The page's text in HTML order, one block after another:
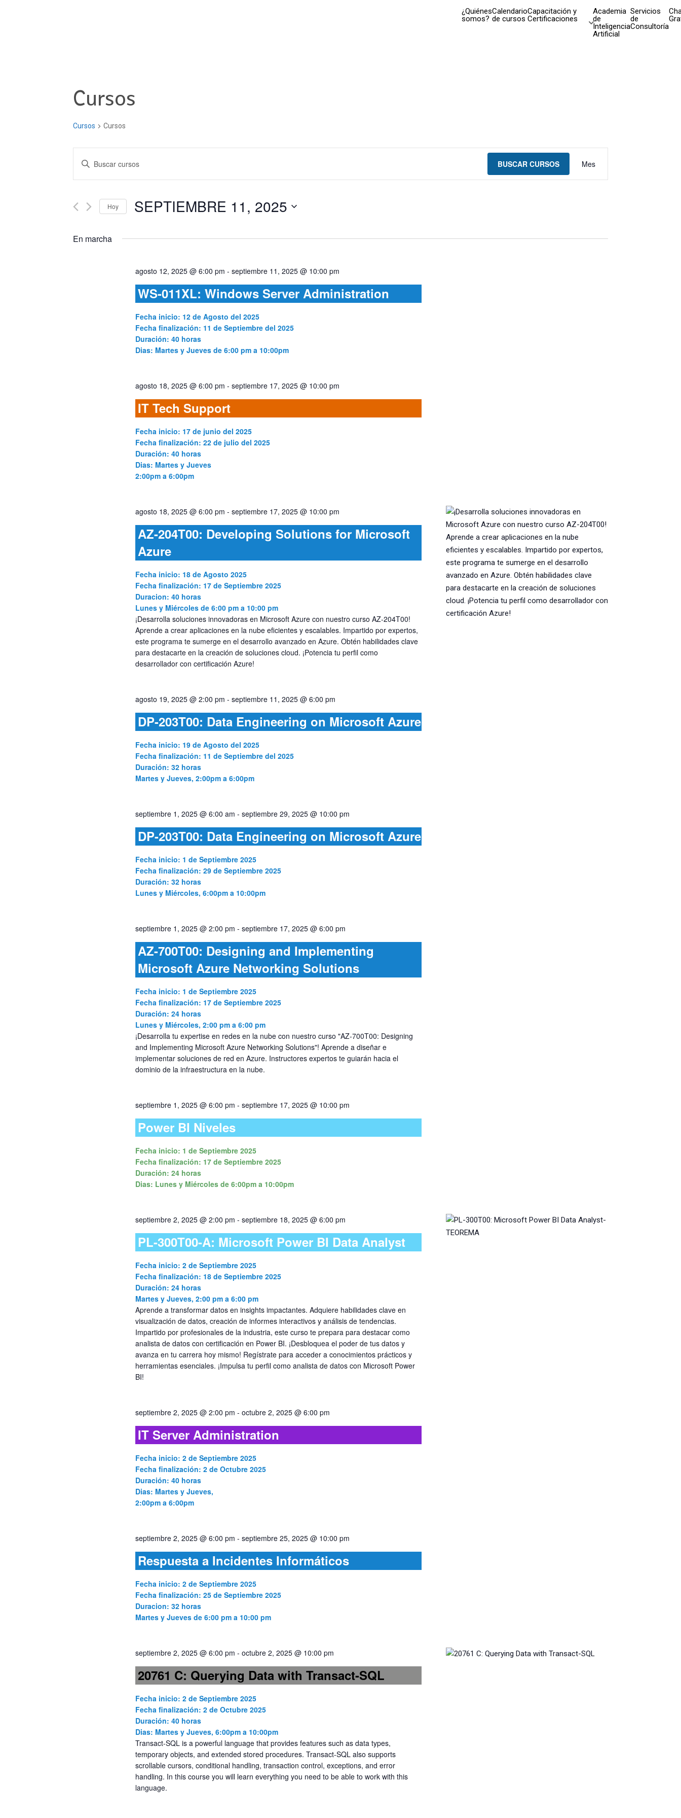
¿Quiénes
somos?
Calendario
de cursos
Capacitación y
Certificaciones
Academia
de
Inteligencia
Artificial
Servicios
de
Consultoría
Cursos
Cursos Cursos
Navegación
de
búsqueda
y
Introduce
Busca
para
BUSCAR CURSOS Mes
Hoy SEPTIEMBRE 11, 2025
En marcha
agosto 12, 2025 @ 6:00 pm - septiembre 11, 2025 @ 10:00 pm
WS-011XL: Windows Server Administration
Fecha inicio: 12 de Agosto del 2025
Fecha finalización: 11 de Septiembre del 2025
Duración: 40 horas
Dias: Martes y Jueves de 6:00 pm a 10:00pm
agosto 18, 2025 @ 6:00 pm - septiembre 17, 2025 @ 10:00 pm
IT Tech Support
Fecha inicio: 17 de junio del 2025
Fecha finalización: 22 de julio del 2025
Duración: 40 horas
Dias: Martes y Jueves
2:00pm a 6:00pm
agosto 18, 2025 @ 6:00 pm - septiembre 17, 2025 @ 10:00 pm
AZ-204T00: Developing Solutions for Microsoft
Azure
Fecha inicio: 18 de Agosto 2025
Fecha finalización: 17 de Septiembre 2025
Duracion: 40 horas
Lunes y Miércoles de 6:00 pm a 10:00 pm
¡Desarrolla soluciones innovadoras en Microsoft Azure con nuestro curso AZ-204T00!
Aprende a crear aplicaciones en la nube eficientes y escalables. Impartido por expertos,
este programa te sumerge en el desarrollo avanzado en Azure. Obtén habilidades clave
para destacarte en la creación de soluciones cloud. ¡Potencia tu perfil como
desarrollador con certificación Azure!
agosto 19, 2025 @ 2:00 pm - septiembre 11, 2025 @ 6:00 pm
DP-203T00: Data Engineering on Microsoft Azure
Fecha inicio: 19 de Agosto del 2025
Fecha finalización: 11 de Septiembre del 2025
Duración: 32 horas
Martes y Jueves, 2:00pm a 6:00pm
septiembre 1, 2025 @ 6:00 am - septiembre 29, 2025 @ 10:00 pm
DP-203T00: Data Engineering on Microsoft Azure
Fecha inicio: 1 de Septiembre 2025
Fecha finalización: 29 de Septiembre 2025
Duración: 32 horas
Lunes y Miércoles, 6:00pm a 10:00pm
septiembre 1, 2025 @ 2:00 pm - septiembre 17, 2025 @ 6:00 pm
AZ-700T00: Designing and Implementing
Microsoft Azure Networking Solutions
Fecha inicio: 1 de Septiembre 2025
Fecha finalización: 17 de Septiembre 2025
Duración: 24 horas
Lunes y Miércoles, 2:00 pm a 6:00 pm
¡Desarrolla tu expertise en redes en la nube con nuestro curso "AZ-700T00: Designing
and Implementing Microsoft Azure Networking Solutions"! Aprende a diseñar e
implementar soluciones de red en Azure. Instructores expertos te guiarán hacia el
dominio de la infraestructura en la nube.
septiembre 1, 2025 @ 6:00 pm - septiembre 17, 2025 @ 10:00 pm
Power BI Niveles
Fecha inicio: 1 de Septiembre 2025
Fecha finalización: 17 de Septiembre 2025
Duración: 24 horas
Dias: Lunes y Miércoles de 6:00pm a 10:00pm
septiembre 2, 2025 @ 2:00 pm - septiembre 18, 2025 @ 6:00 pm
PL-300T00-A: Microsoft Power BI Data Analyst
Fecha inicio: 2 de Septiembre 2025
Fecha finalización: 18 de Septiembre 2025
Duración: 24 horas
Martes y Jueves, 2:00 pm a 6:00 pm
Aprende a transformar datos en insights impactantes. Adquiere habilidades clave en
visualización de datos, creación de informes interactivos y análisis de tendencias.
Impartido por profesionales de la industria, este curso te prepara para destacar como
analista de datos con certificación en Power BI. ¡Desbloquea el poder de tus datos y
avanza en tu carrera hoy mismo! Regístrate para acceder a conocimientos prácticos y
herramientas esenciales. ¡Impulsa tu perfil como analista de datos con Microsoft Power
BI!
septiembre 2, 2025 @ 2:00 pm - octubre 2, 2025 @ 6:00 pm
IT Server Administration
Fecha inicio: 2 de Septiembre 2025
Fecha finalización: 2 de Octubre 2025
Duración: 40 horas
Dias: Martes y Jueves,
2:00pm a 6:00pm
septiembre 2, 2025 @ 6:00 pm - septiembre 25, 2025 @ 10:00 pm
Respuesta a Incidentes Informáticos
Fecha inicio: 2 de Septiembre 2025
Fecha finalización: 25 de Septiembre 2025
Duracion: 32 horas
Martes y Jueves de 6:00 pm a 10:00 pm
septiembre 2, 2025 @ 6:00 pm - octubre 2, 2025 @ 10:00 pm
20761 C: Querying Data with Transact-SQL
Fecha inicio: 2 de Septiembre 2025
Fecha finalización: 2 de Octubre 2025
Duración: 40 horas
Dias: Martes y Jueves, 6:00pm a 10:00pm
Transact-SQL is a powerful language that provides features such as data types,
temporary objects, and extended stored procedures. Transact-SQL also supports
scrollable cursors, conditional handling, transaction control, exceptions, and error
handling. In this course you will learn everything you need to be able to work with this
language.